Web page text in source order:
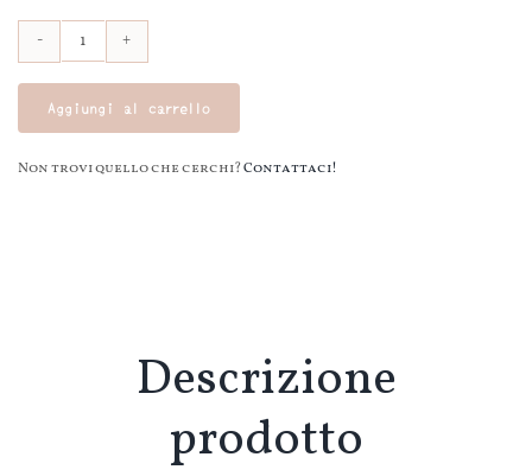
di
Natale
-
quantità
Aggiungi al carrello
Non trovi quello che cerchi?Contattaci!
Descrizione
prodotto